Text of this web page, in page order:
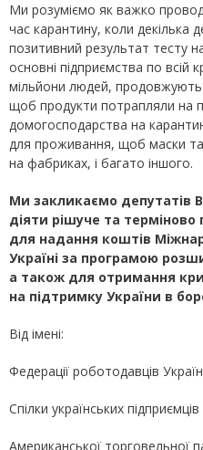
Ми розуміємо як важко
час карантину, коли декілька
позитивний результат тесту
основні підприємства по всій
мільйони людей,
щоб продукти потрапляли на
домогосподарства на
для проживання, щоб маски та
на фабриках, і багато іншого.
Ми закликаємо депутатів
діяти рішуче та
для надання коштів
Україні за програмою
а також для отримання
на підтримку України в
Від імені:
Федерації роботодавців
Спілки українських
Американської торговельної